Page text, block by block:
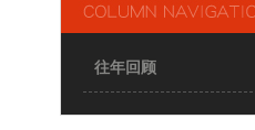
往年回顾